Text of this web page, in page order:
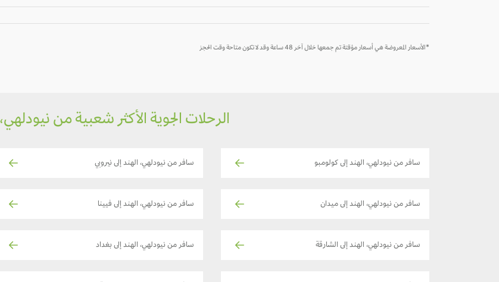
*الأسعار المعروضة هي أسعار مؤقتة تم جمعها خلال آخر 48 ساعة وقد لا تكون متاحة وقت الحجز
الرحلات الجوية الأكثر شعبية من
سافر من نيودلهي، الهند إلى كولومبو سافر من نيودلهي، الهند إلى نيروبي
سافر من نيودلهي، الهند إلى ميدان سافر من نيودلهي، الهند إلى فيينا
سافر من نيودلهي، الهند إلى الشارقة سافر من نيودلهي، الهند إلى بغداد